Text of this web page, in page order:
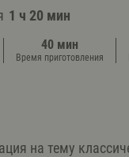
1 ч 20 мин
40 мин
Время приготовления
на тему